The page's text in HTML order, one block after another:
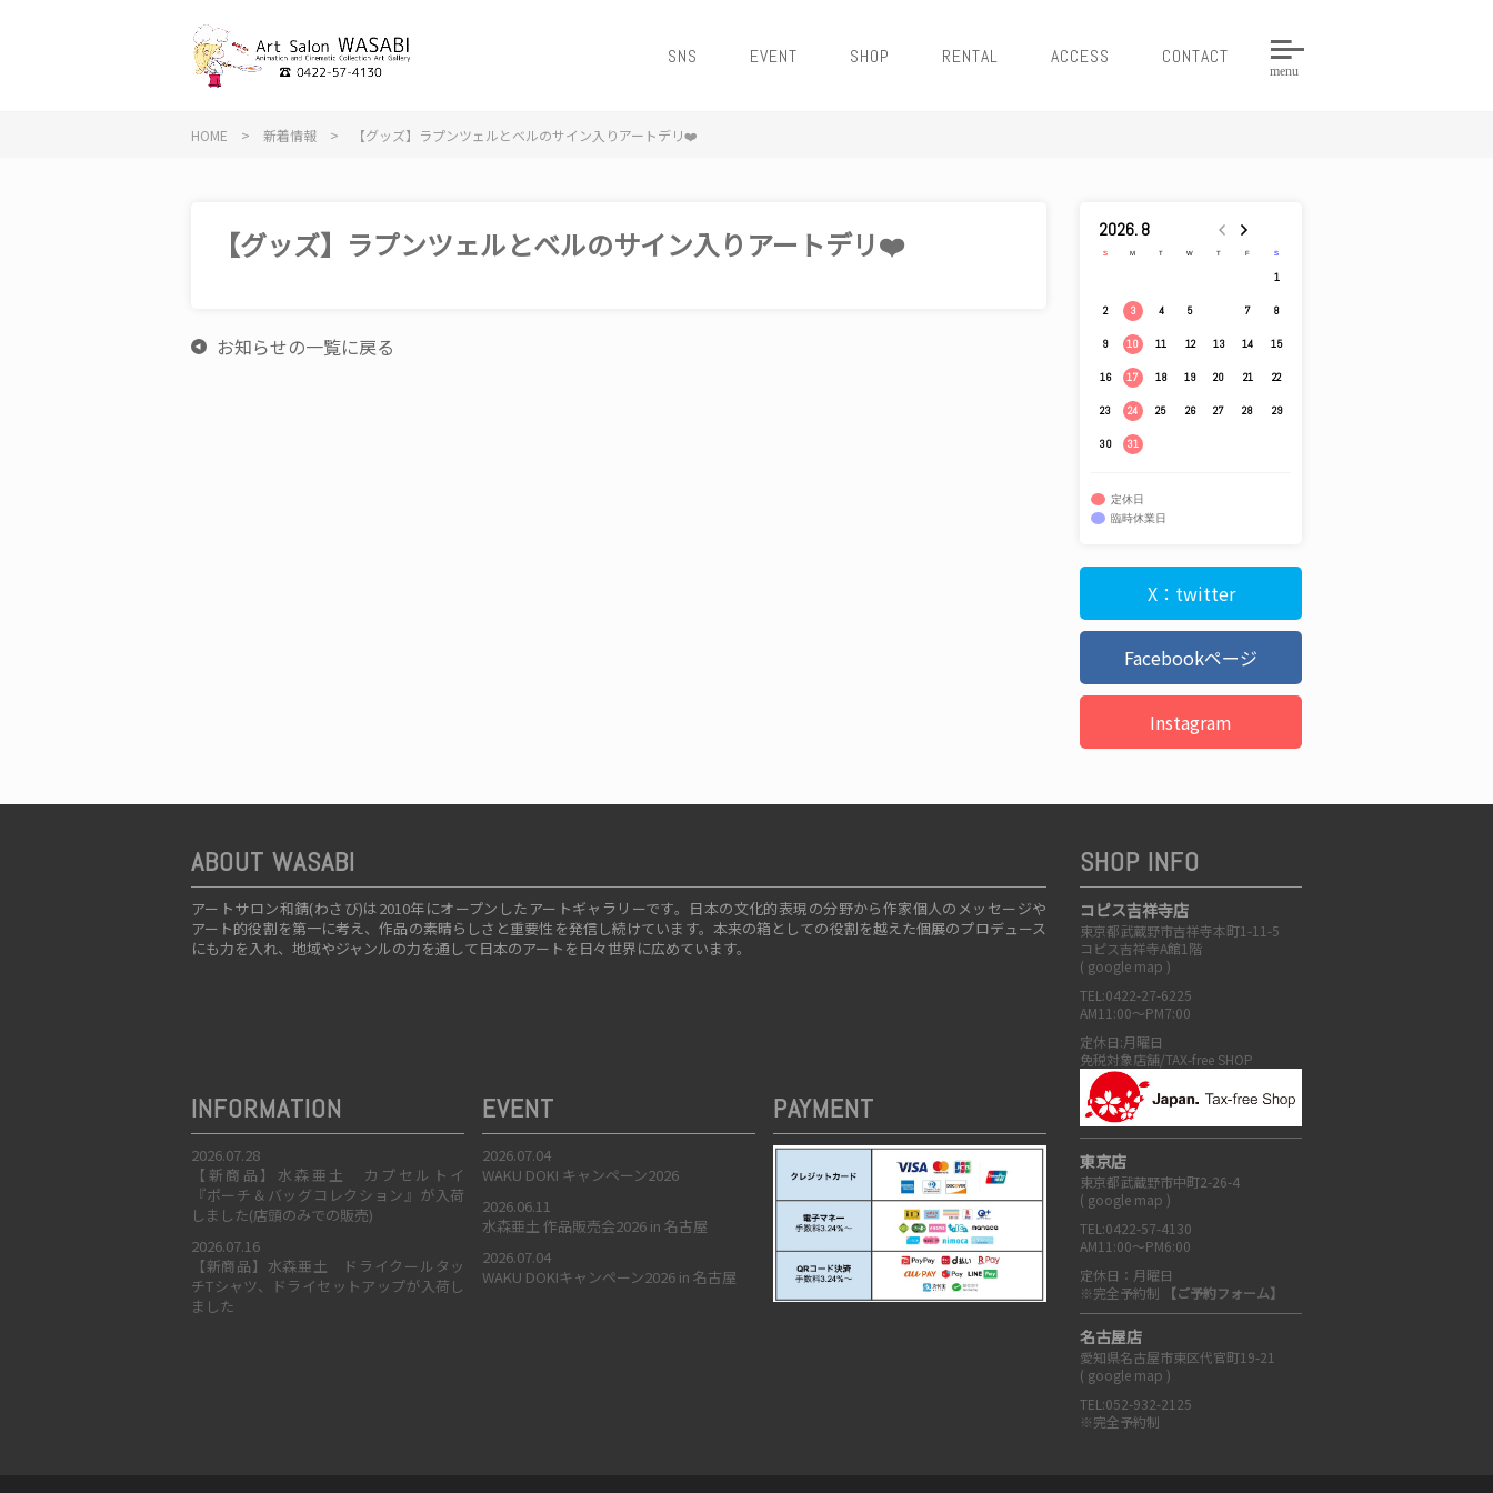
SNS EVENT SHOP RENTAL ACCESS CONTACT
menu
HOME > 新着情報 > 【グッズ】ラプンツェルとベルのサイン入りアートデリ❤️
【グッズ】ラプンツェルとベルのサイン入りアートデリ❤️
お知らせの一覧に戻る
2026. 8
S M T W T F S
1
2 3 4 5 7 8
9 10 11 12 13 14 15
16 17 18 19 20 21 22
23 24 25 26 27 28 29
30 31
定休日
臨時休業日
X：twitter
Facebookページ
Instagram
ABOUT WASABI
アートサロン和錆(わさび)は2010年にオープンしたアートギャラリーです。日本の文化的表現の分野から作家個人のメッセージや
アート的役割を第一に考え、作品の素晴らしさと重要性を発信し続けています。本来の箱としての役割を越えた個展のプロデュース
にも力を入れ、地域やジャンルの力を通して日本のアートを日々世界に広めています。
INFORMATION
2026.07.28
【新商品】水森亜土 カプセルトイ
『ポーチ＆バッグコレクション』が入荷
しました(店頭のみでの販売)
2026.07.16
【新商品】水森亜土 ドライクールタッ
チTシャツ、ドライセットアップが入荷し
ました
EVENT
2026.07.04
WAKU DOKI キャンペーン2026
2026.06.11
水森亜土 作品販売会2026 in 名古屋
2026.07.04
WAKU DOKIキャンペーン2026 in 名古屋
PAYMENT
SHOP INFO
コピス吉祥寺店
東京都武蔵野市吉祥寺本町1-11-5
コピス吉祥寺A館1階
( google map )
TEL:0422-27-6225
AM11:00～PM7:00
定休日:月曜日
免税対象店舗/TAX-free SHOP
東京店
東京都武蔵野市中町2-26-4
( google map )
TEL:0422-57-4130
AM11:00～PM6:00
定休日：月曜日
※完全予約制
【ご予約フォーム】
名古屋店
愛知県名古屋市東区代官町19-21
( google map )
TEL:052-932-2125
※完全予約制